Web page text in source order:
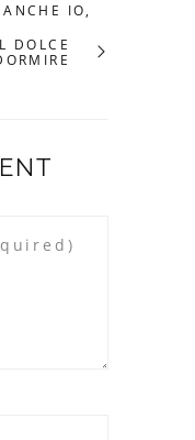
IO,
DOLCE